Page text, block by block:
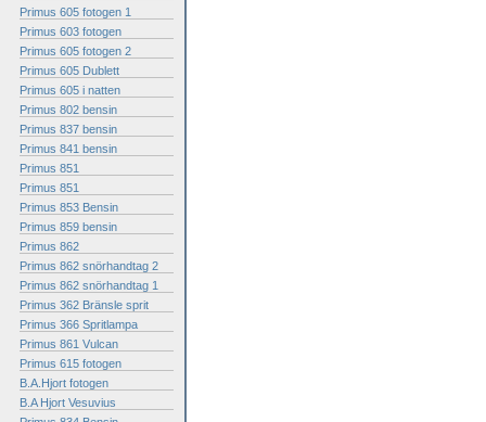
Primus 605 fotogen 1
Primus 603 fotogen
Primus 605 fotogen 2
Primus 605 Dublett
Primus 605 i natten
Primus 802 bensin
Primus 837 bensin
Primus 841 bensin
Primus 851
Primus 851
Primus 853 Bensin
Primus 859 bensin
Primus 862
Primus 862 snörhandtag 2
Primus 862 snörhandtag 1
Primus 362 Bränsle sprit
Primus 366 Spritlampa
Primus 861 Vulcan
Primus 615 fotogen
B.A.Hjort fotogen
B.A Hjort Vesuvius